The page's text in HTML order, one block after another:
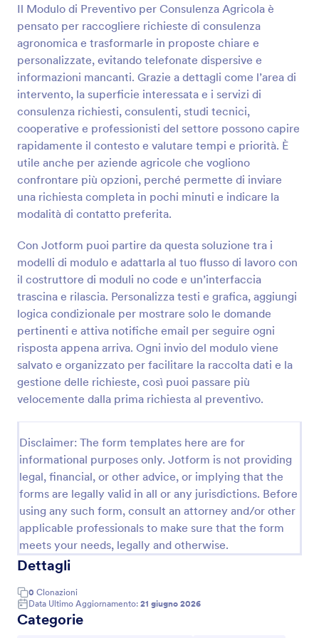
Il Modulo di Preventivo per Consulenza Agricola è
pensato per raccogliere richieste di consulenza
agronomica e trasformarle in proposte chiare e
personalizzate, evitando telefonate dispersive e
informazioni mancanti. Grazie a dettagli come l’area di
intervento, la superficie interessata e i servizi di
consulenza richiesti, consulenti, studi tecnici,
cooperative e professionisti del settore possono capire
rapidamente il contesto e valutare tempi e priorità. È
utile anche per aziende agricole che vogliono
confrontare più opzioni, perché permette di inviare
una richiesta completa in pochi minuti e indicare la
modalità di contatto preferita.
Con Jotform puoi partire da questa soluzione tra i
modelli di modulo e adattarla al tuo flusso di lavoro con
il costruttore di moduli no code e un’interfaccia
trascina e rilascia. Personalizza testi e grafica, aggiungi
logica condizionale per mostrare solo le domande
pertinenti e attiva notifiche email per seguire ogni
risposta appena arriva. Ogni invio del modulo viene
salvato e organizzato per facilitare la raccolta dati e la
gestione delle richieste, così puoi passare più
velocemente dalla prima richiesta al preventivo.
Disclaimer: The form templates here are for
informational purposes only. Jotform is not providing
legal, financial, or other advice, or implying that the
forms are legally valid in all or any jurisdictions. Before
using any such form, consult an attorney and/or other
applicable professionals to make sure that the form
meets your needs, legally and otherwise.
Dettagli
0 Clonazioni
Data Ultimo Aggiornamento: 21 giugno 2026
Categorie
Anteprima
Richiesta Rapida Preventivo
Raccogli richieste di preventivo complete con il
Modulo di richiesta preventivo rapido, ideale per
preparare offerte personalizzate.
Go to Category:
Moduli Preventivo
Usa Template
Anteprima